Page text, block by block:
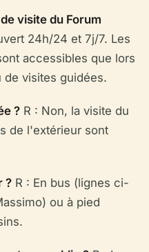
visite du Forum
24h/24 et 7j/7. Les
accessibles que lors
visites guidées.
? R : Non, la visite du
de l'extérieur sont
? R : En bus (lignes ci-
ou à pied